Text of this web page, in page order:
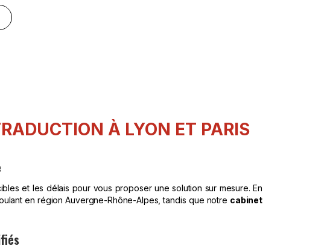
À LYON ET PARIS
et les délais pour vous proposer une solution sur mesure. En
en région Auvergne-Rhône-Alpes, tandis que notre cabinet